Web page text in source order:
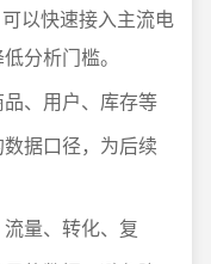
以快速接入主流电
分析门槛。
、用户、库存等
据口径，为后续
量、转化、复